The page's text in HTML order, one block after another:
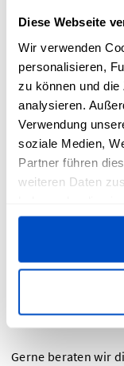
Diese Webseite
Wir verwenden
personalisieren,
zu können und
analysieren.
Verwendung
soziale Medien,
Partner führen
weiteren Daten
gesammelt haben.
Jedes
unterschiedliche
Material und
Aufnähen:
für Satinstoffe
perfekt für
wechselnde
Gerne beraten wir